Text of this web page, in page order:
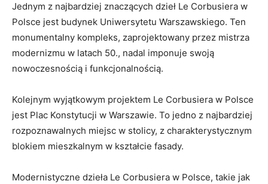
Jednym z ‍najbardziej znaczących⁤ dzieł Le Corbusiera w
Polsce jest budynek Uniwersytetu Warszawskiego. ⁣Ten
monumentalny kompleks, ​zaprojektowany ‌przez mistrza
‌modernizmu w latach 50., nadal imponuje‍ swoją
nowoczesnością i funkcjonalnością.
Kolejnym wyjątkowym projektem Le Corbusiera w Polsce
jest Plac Konstytucji w Warszawie. To jedno z najbardziej
rozpoznawalnych miejsc w stolicy, z charakterystycznym
‌blokiem mieszkalnym w‌ kształcie fasady.
Modernistyczne dzieła Le Corbusiera w Polsce, takie jak